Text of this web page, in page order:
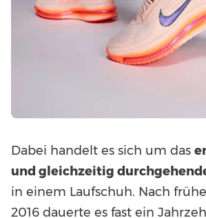
Dabei handelt es sich um das
und gleichzeitig
in einem Laufschuh. Nach
2016 dauerte es fast ein